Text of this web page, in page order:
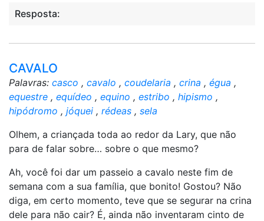
Resposta:
CAVALO
Palavras: casco , cavalo , coudelaria , crina , égua ,
equestre , equídeo , equino , estribo , hipismo ,
hipódromo , jóquei , rédeas , sela
Olhem, a criançada toda ao redor da Lary, que não
para de falar sobre… sobre o que mesmo?
Ah, você foi dar um passeio a cavalo neste fim de
semana com a sua família, que bonito! Gostou? Não
diga, em certo momento, teve que se segurar na crina
dele para não cair? É, ainda não inventaram cinto de